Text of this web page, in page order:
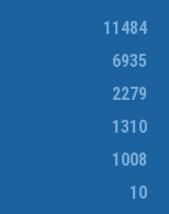
11484
6935
2279
1310
1008
10